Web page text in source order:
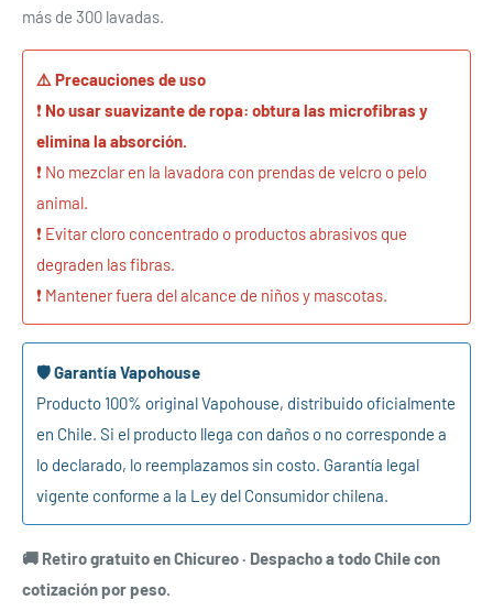
más de 300 lavadas.
⚠️ Precauciones de uso
❗ No usar suavizante de ropa: obtura las microfibras y
elimina la absorción.
❗ No mezclar en la lavadora con prendas de velcro o pelo
animal.
❗ Evitar cloro concentrado o productos abrasivos que
degraden las fibras.
❗ Mantener fuera del alcance de niños y mascotas.
🛡️ Garantía Vapohouse
Producto 100% original Vapohouse, distribuido oficialmente
en Chile. Si el producto llega con daños o no corresponde a
lo declarado, lo reemplazamos sin costo. Garantía legal
vigente conforme a la Ley del Consumidor chilena.
🚚 Retiro gratuito en Chicureo · Despacho a todo Chile con
cotización por peso.